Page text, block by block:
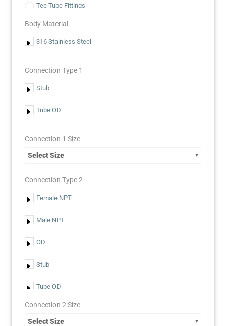
Tee Tube Fittings
Racores para tubing
Body Material
316 Stainless Steel
Connection Type 1
Stub
Tube OD
Connection 1 Size
Select Size
Connection Type 2
Female NPT
Male NPT
OD
Stub
Tube OD
Connection 2 Size
Select Size